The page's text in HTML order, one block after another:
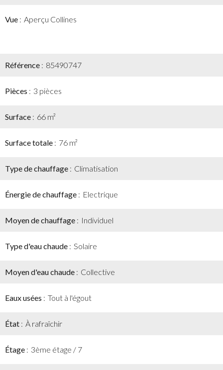
Vue Aperçu Collines
Référence 85490747
Pièces 3 pièces
Surface 66 m²
Surface totale 76 m²
Type de chauffage Climatisation
Énergie de chauffage Electrique
Moyen de chauffage Individuel
Type d'eau chaude Solaire
Moyen d'eau chaude Collective
Eaux usées Tout à l'égout
État À rafraîchir
Étage 3ème étage / 7